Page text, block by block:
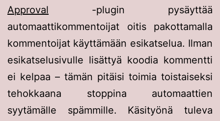
Approval -plugin pysäyttää
automaattikommentoijat oitis pakottamalla
kommentoijat käyttämään esikatselua. Ilman
esikatselusivulle lisättyä koodia kommentti
ei kelpaa – tämän pitäisi toimia toistaiseksi
tehokkaana stoppina automaattien
syytämälle spämmille. Käsityönä tuleva